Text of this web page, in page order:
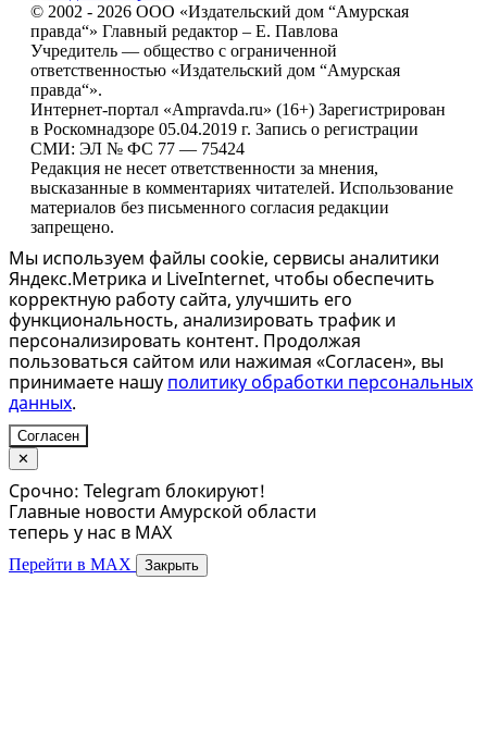
© 2002 - 2026 ООО «Издательский дом “Амурская
правда“» Главный редактор – Е. Павлова
Учредитель — общество с ограниченной
ответственностью «Издательский дом “Амурская
правда“».
Интернет-портал «Ampravda.ru» (16+) Зарегистрирован
в Роскомнадзоре 05.04.2019 г. Запись о регистрации
СМИ: ЭЛ № ФС 77 — 75424
Редакция не несет ответственности за мнения,
высказанные в комментариях читателей. Использование
материалов без письменного согласия редакции
запрещено.
Мы используем файлы cookie, сервисы аналитики
Яндекс.Метрика и LiveInternet, чтобы обеспечить
корректную работу сайта, улучшить его
функциональность, анализировать трафик и
персонализировать контент. Продолжая
пользоваться сайтом или нажимая «Согласен», вы
принимаете нашу политику обработки персональных
данных.
Согласен
✕
Срочно: Telegram блокируют!
Главные новости Амурской области
теперь у нас в MAX
Перейти в MAX Закрыть